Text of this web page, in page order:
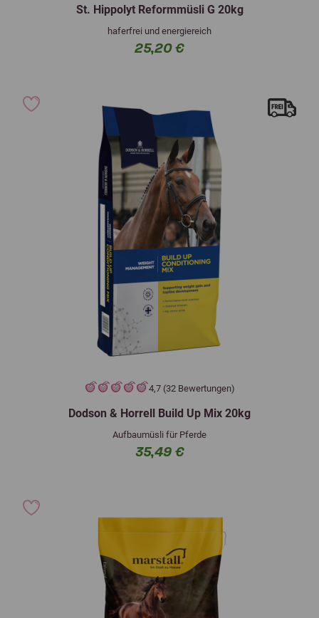
St. Hippolyt Reformmüsli G 20kg
haferfrei und energiereich
25,20 €
4,7 (32 Bewertungen)
Dodson & Horrell Build Up Mix 20kg
Aufbaumüsli für Pferde
35,49 €